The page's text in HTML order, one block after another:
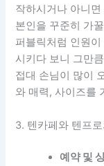
작하시거나 아니
본인을 꾸준히 가
퍼블릭처럼 인원
시키다 보니 그만
접대 손님이 많이
와 매력, 사이즈를
3. 텐카페와 텐프
예약 및